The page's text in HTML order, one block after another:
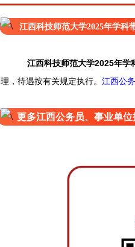
江西科技师范大学2025年学科
江西科技师范大学2025年学
理，待遇按有关规定执行。 江西公
更多江西公务员、事业单